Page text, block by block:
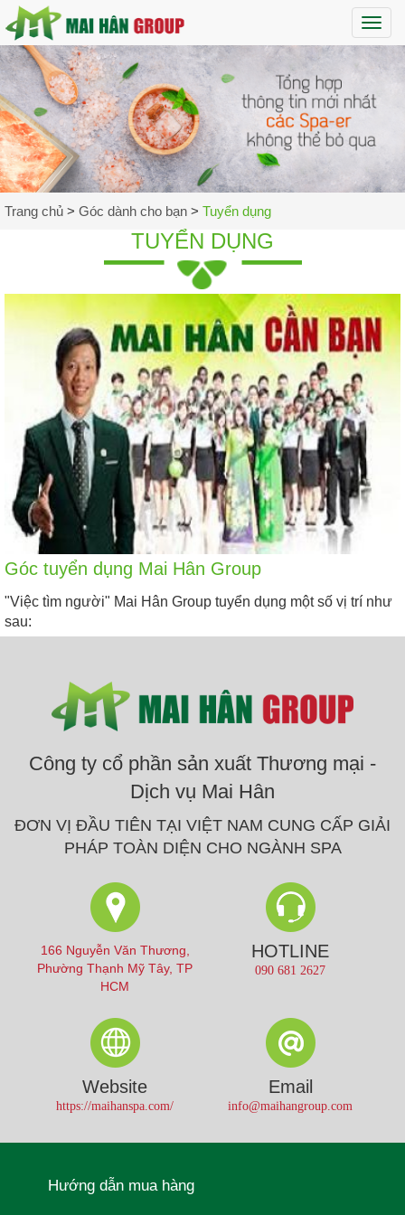
Trang chủ > Góc dành cho bạn > Tuyển dụng
TUYỂN DỤNG
Góc tuyển dụng Mai Hân Group
"Việc tìm người" Mai Hân Group tuyển dụng một số vị trí như
sau:
Công ty cổ phần sản xuất Thương mại -
Dịch vụ Mai Hân
ĐƠN VỊ ĐẦU TIÊN TẠI VIỆT NAM CUNG CẤP GIẢI
PHÁP TOÀN DIỆN CHO NGÀNH SPA
166 Nguyễn Văn Thương,
Phường Thạnh Mỹ Tây, TP
HCM
HOTLINE
090 681 2627
Website
https://maihanspa.com/
Email
info@maihangroup.com
Hướng dẫn mua hàng